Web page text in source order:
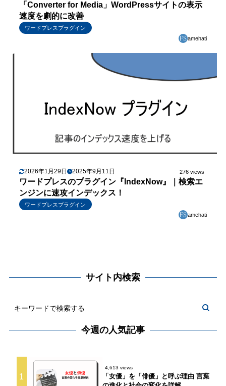
「Converter for Media」WordPressサイトの表示
速度を劇的に改善
ワードプレスプラグイン
amehati
2026年1月29日 2025年9月11日 276 views
ワードプレスのプラグイン『IndexNow』｜検索エ
ンジンに速攻インデックス！
ワードプレスプラグイン
amehati
サイト内検索
今週の人気記事
1
4,613 views
「女優」を「俳優」と呼ぶ理由 言葉